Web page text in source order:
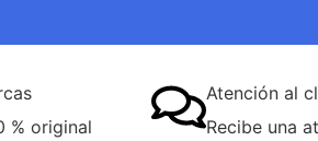
% original
Atención al
Recibe una